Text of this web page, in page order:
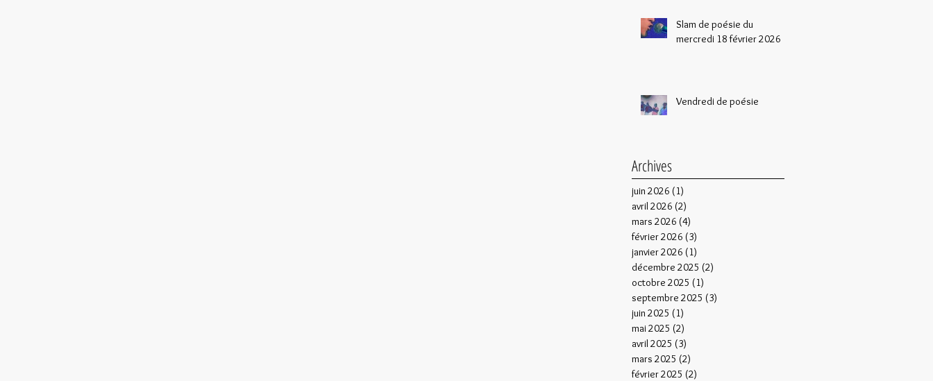
Slam de poésie du
mercredi 18 février 2026
Vendredi de poésie
Archives
juin 2026 (1)
avril 2026 (2)
mars 2026 (4)
février 2026 (3)
janvier 2026 (1)
décembre 2025 (2)
octobre 2025 (1)
septembre 2025 (3)
juin 2025 (1)
mai 2025 (2)
avril 2025 (3)
mars 2025 (2)
février 2025 (2)